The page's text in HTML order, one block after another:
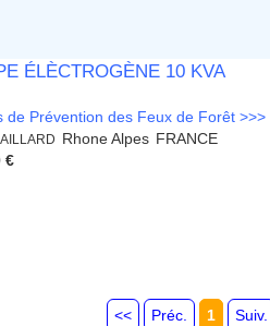
ÉLÈCTROGÈNE 10 KVA
de Prévention des Feux de Forêt >>>
Rhone Alpes FRANCE
€
<< Préc. 1 Suiv.